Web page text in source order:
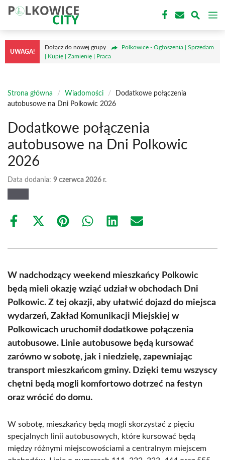
Przejdź
treści
UWAGA!
Dołącz do nowej grupy
Polkowice - Ogłoszenia | Sprzedam
| Kupię | Zamienię | Praca
Strona główna / Wiadomości /
Dodatkowe połączenia
autobusowe na Dni Polkowic 2026
Dodatkowe połączenia
autobusowe na Dni Polkowic
2026
Data dodania: 9 czerwca 2026 r.
Share
Share
(Twitter)
Share Share Share Share
W nadchodzący weekend mieszkańcy Polkowic
będą mieli okazję wziąć udział w obchodach Dni
Polkowic. Z tej okazji, aby ułatwić dojazd do miejsca
wydarzeń, Zakład Komunikacji Miejskiej w
Polkowicach uruchomił dodatkowe połączenia
autobusowe. Linie autobusowe będą kursować
zarówno w sobotę, jak i niedzielę, zapewniając
transport mieszkańcom gminy. Dzięki temu wszyscy
chętni będą mogli komfortowo dotrzeć na festyn
oraz wrócić do domu.
W sobotę, mieszkańcy będą mogli skorzystać z pięciu
specjalnych linii autobusowych, które kursować będą
między różnymi miejscowościami a centralnym miejscem